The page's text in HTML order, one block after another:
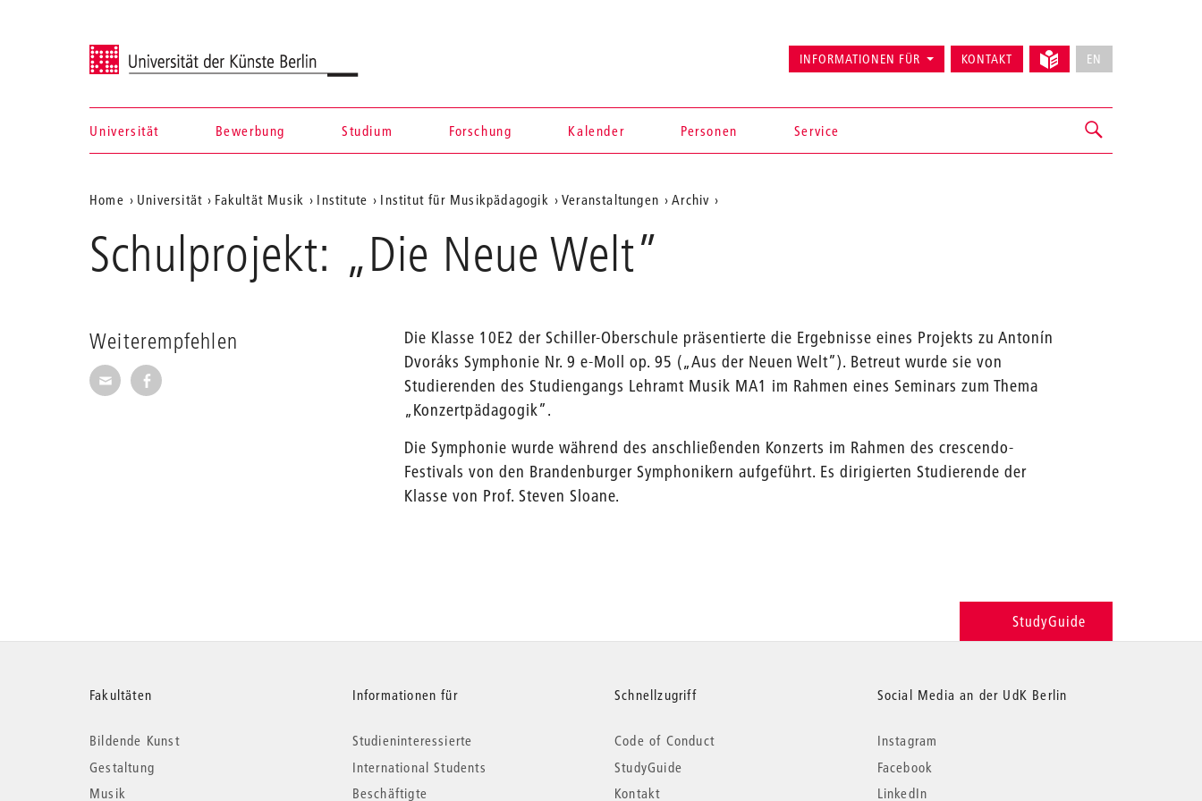
Universität der Künste Berlin
Navigation &
Suche
Universität Bewerbung Studium Forschung Kalender Personen Service
INFORMATIONEN FÜR KONTAKT EN
Aktuelle
Position
auf
Home Universität Fakultät Musik Institute Institut für Musikpädagogik Veranstaltungen Archiv
Schulprojekt: „Die Neue Welt”
Weiterempfehlen
Seite per E-Mail weiterempfehlen
Seite auf Facebook weiterempfehlen
Die Klasse 10E2 der Schiller-Oberschule präsentierte die Ergebnisse eines Projekts zu Antonín
Dvoráks Symphonie Nr. 9 e-Moll op. 95 („Aus der Neuen Welt”). Betreut wurde sie von
Studierenden des Studiengangs Lehramt Musik MA1 im Rahmen eines Seminars zum Thema
„Konzertpädagogik”.
Die Symphonie wurde während des anschließenden Konzerts im Rahmen des crescendo-
Festivals von den Brandenburger Symphonikern aufgeführt. Es dirigierten Studierende der
Klasse von Prof. Steven Sloane.
StudyGuide
Weitere
Informationen
Fakultäten
Bildende Kunst
Gestaltung
Musik
Informationen für
Studieninteressierte
International Students
Beschäftigte
Schnellzugriff
Code of Conduct
StudyGuide
Kontakt
Social Media an der UdK Berlin
Instagram
Facebook
LinkedIn